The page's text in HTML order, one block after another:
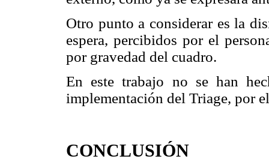
Otro punto a considerar es la
espera, percibidos por el
por gravedad del cuadro.
En este trabajo no se han
implementación del Triage, por
CONCLUSIÓN